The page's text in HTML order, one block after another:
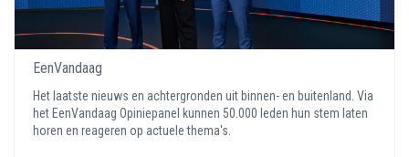
EenVandaag
Het laatste nieuws en achtergronden uit binnen- en buitenland. Via
het EenVandaag Opiniepanel kunnen 50.000 leden hun stem laten
horen en reageren op actuele thema's.